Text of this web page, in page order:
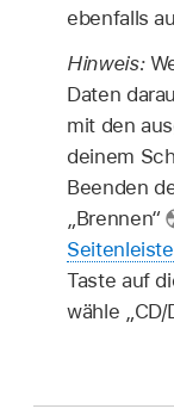
ebenfalls
Hinweis:
Daten
mit den
deinem
Beenden
„Brennen“
Seitenleiste
Taste auf
wähle